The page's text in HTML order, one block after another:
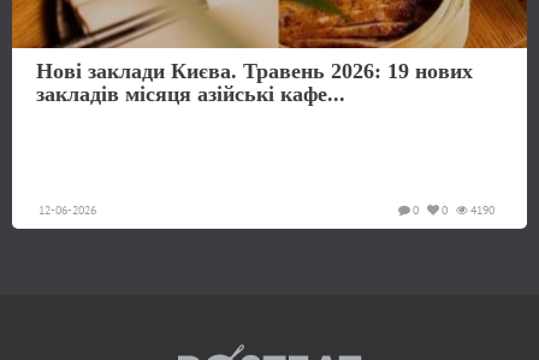
Нові заклади Києва. Травень 2026: 19 нових
закладів місяця азійські кафе...
12-06-2026 4190
0
0